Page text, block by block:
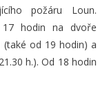
požáru Loun.
17 hodin na dvoře
od 19 hodin) a
h.). Od 18 hodin